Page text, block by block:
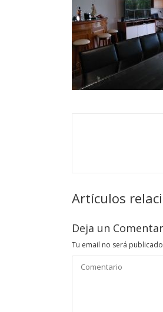
Artículos
Deja un
Tu email no será